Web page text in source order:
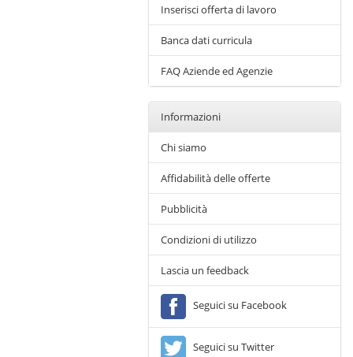
Inserisci offerta di lavoro
Banca dati curricula
FAQ Aziende ed Agenzie
Informazioni
Chi siamo
Affidabilità delle offerte
Pubblicità
Condizioni di utilizzo
Lascia un feedback
Seguici su Facebook
Seguici su Twitter